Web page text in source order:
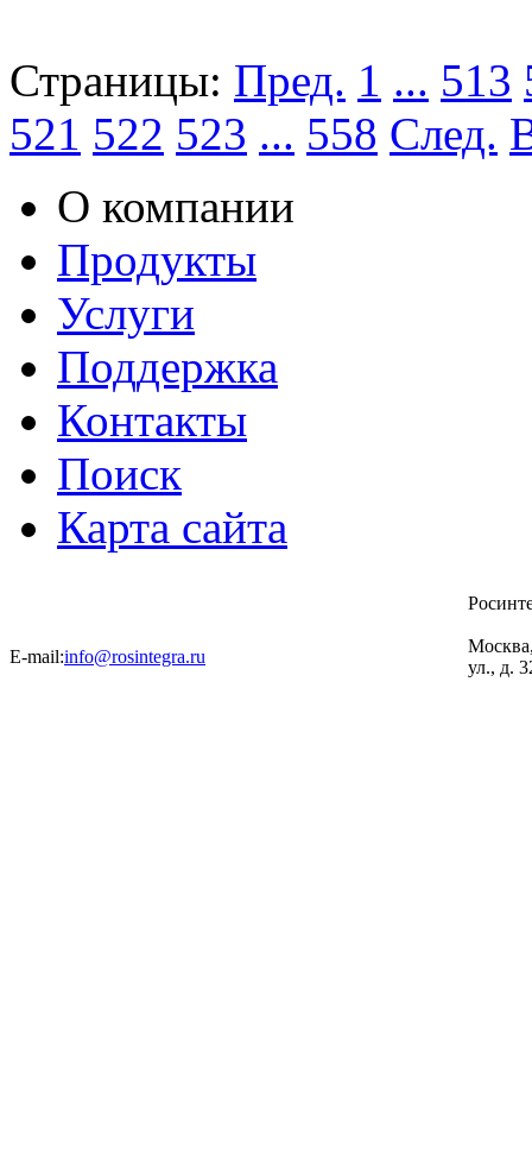
Страницы: Пред. 1 ... 513
521 522 523 ... 558 След.
О компании
Продукты
Услуги
Поддержка
Контакты
Поиск
Карта сайта
E-mail:info@rosintegra.ru
ул., д.